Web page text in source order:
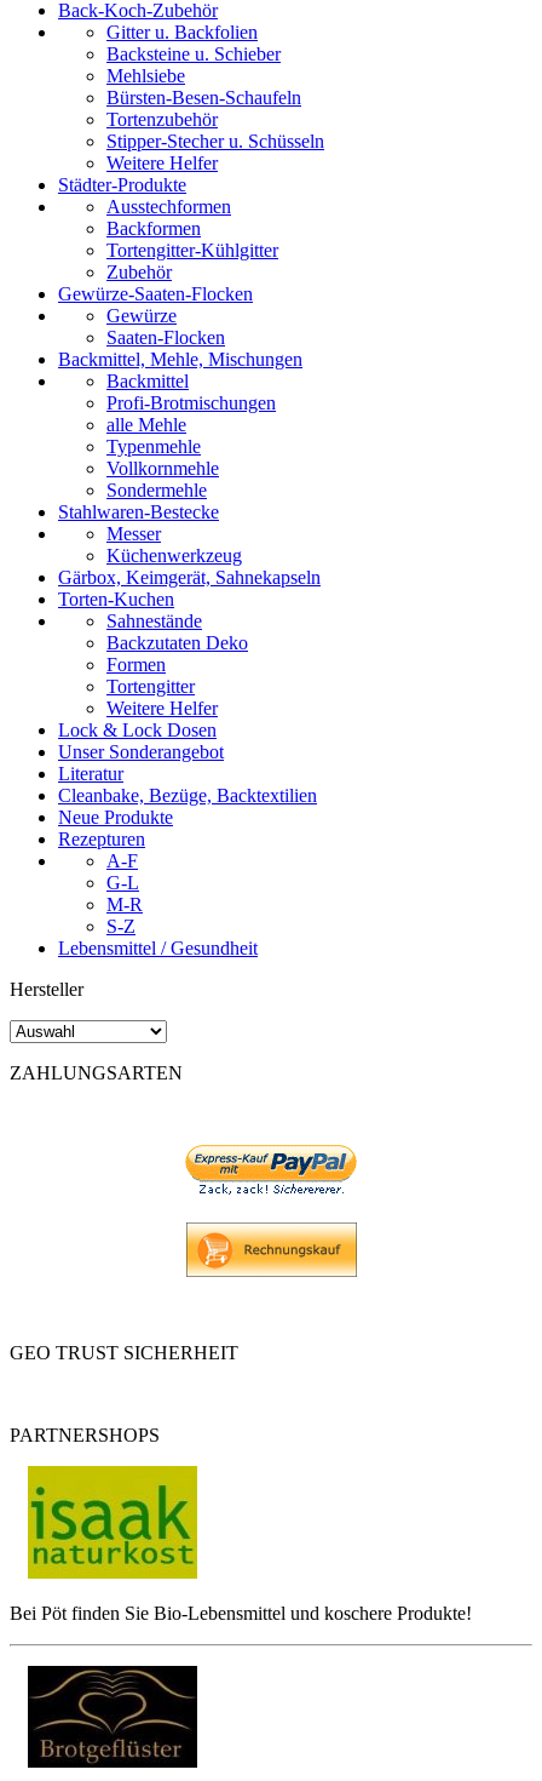
Back-Koch-Zubehör
Gitter u. Backfolien
Backsteine u. Schieber
Mehlsiebe
Bürsten-Besen-Schaufeln
Tortenzubehör
Stipper-Stecher u. Schüsseln
Weitere Helfer
Städter-Produkte
Ausstechformen
Backformen
Tortengitter-Kühlgitter
Zubehör
Gewürze-Saaten-Flocken
Gewürze
Saaten-Flocken
Backmittel, Mehle, Mischungen
Backmittel
Profi-Brotmischungen
alle Mehle
Typenmehle
Vollkornmehle
Sondermehle
Stahlwaren-Bestecke
Messer
Küchenwerkzeug
Gärbox, Keimgerät, Sahnekapseln
Torten-Kuchen
Sahnestände
Backzutaten Deko
Formen
Tortengitter
Weitere Helfer
Lock & Lock Dosen
Unser Sonderangebot
Literatur
Cleanbake, Bezüge, Backtextilien
Neue Produkte
Rezepturen
A-F
G-L
M-R
S-Z
Lebensmittel / Gesundheit
Hersteller
ZAHLUNGSARTEN
GEO TRUST SICHERHEIT
PARTNERSHOPS
Bei Pöt finden Sie Bio-Lebensmittel und koschere Produkte!